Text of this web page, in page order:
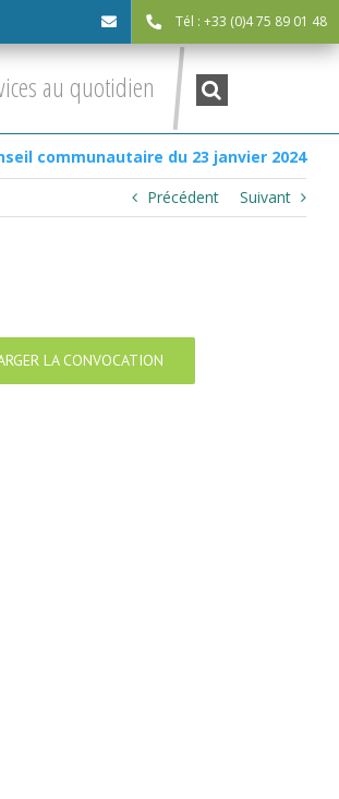
Tél : +33 (0)4 75 89 01 48
au quotidien Recherche
:
communautaire du 23 janvier 2024
Précédent
Suivant
LA CONVOCATION